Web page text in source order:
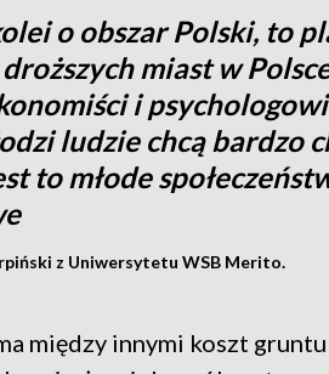
o obszar Polski, to
miast w
i
ludzie chcą bardzo
to młode
z Uniwersytetu WSB Merito.
między innymi koszt